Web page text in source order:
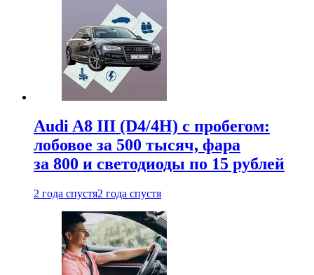
Audi A8 III (D4/4H) c пробегом:
лобовое за 500 тысяч, фара
за 800 и светодиоды по 15 рублей
2 года спустя2 года спустя